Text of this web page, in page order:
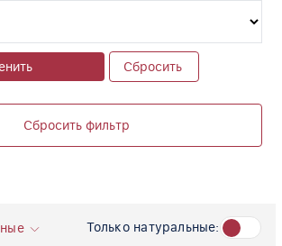
Сбросить
Сбросить фильтр
Только натуральные: